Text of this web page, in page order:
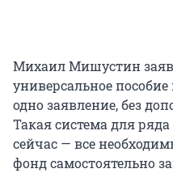
Михаил Мишустин
универсальное
одно заявление, без
Такая система для
сейчас — все
фонд самостоятельно